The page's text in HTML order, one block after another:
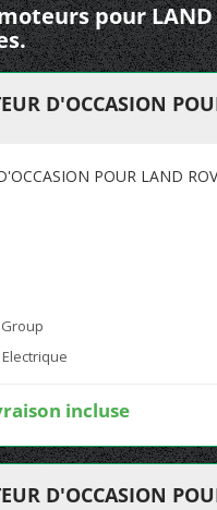
pour LAND
D'OCCASION
POUR LAND
Group
incluse
D'OCCASION